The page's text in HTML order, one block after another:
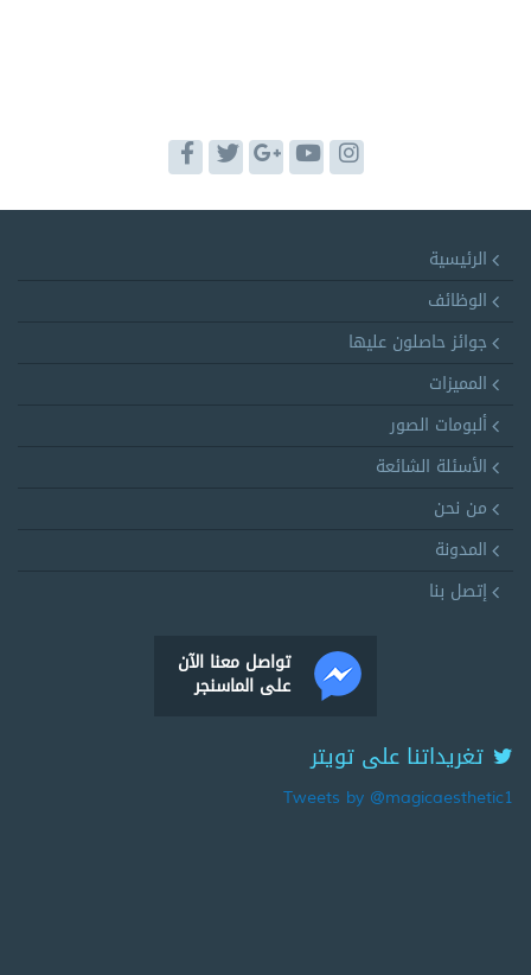
الرئيسية
الوظائف
جوائز حاصلون عليها
المميزات
ألبومات الصور
الأسئلة الشائعة
من نحن
المدونة
إتصل بنا
تواصل معنا الآن
على الماسنجر
تغريداتنا على تويتر
Tweets by @magicaesthetic1